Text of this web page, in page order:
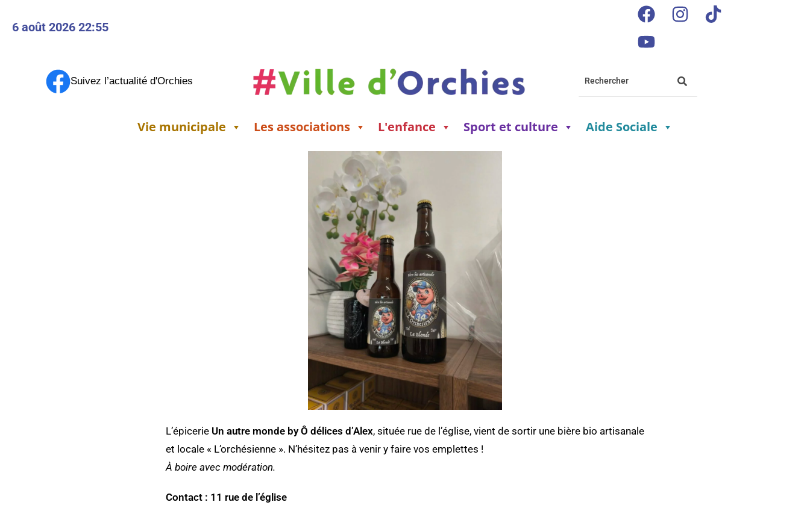
6 août 2026 22:55
Suivez l’actualité d'Orchies
Vie municipale Les associations L'enfance Sport et culture Aide Sociale
L’épicerie Un autre monde by Ô délices d’Alex, située rue de l’église, vient de sortir une bière bio artisanale
et locale « L’orchésienne ». N’hésitez pas à venir y faire vos emplettes !
À boire avec modération.
Contact : 11 rue de l’église